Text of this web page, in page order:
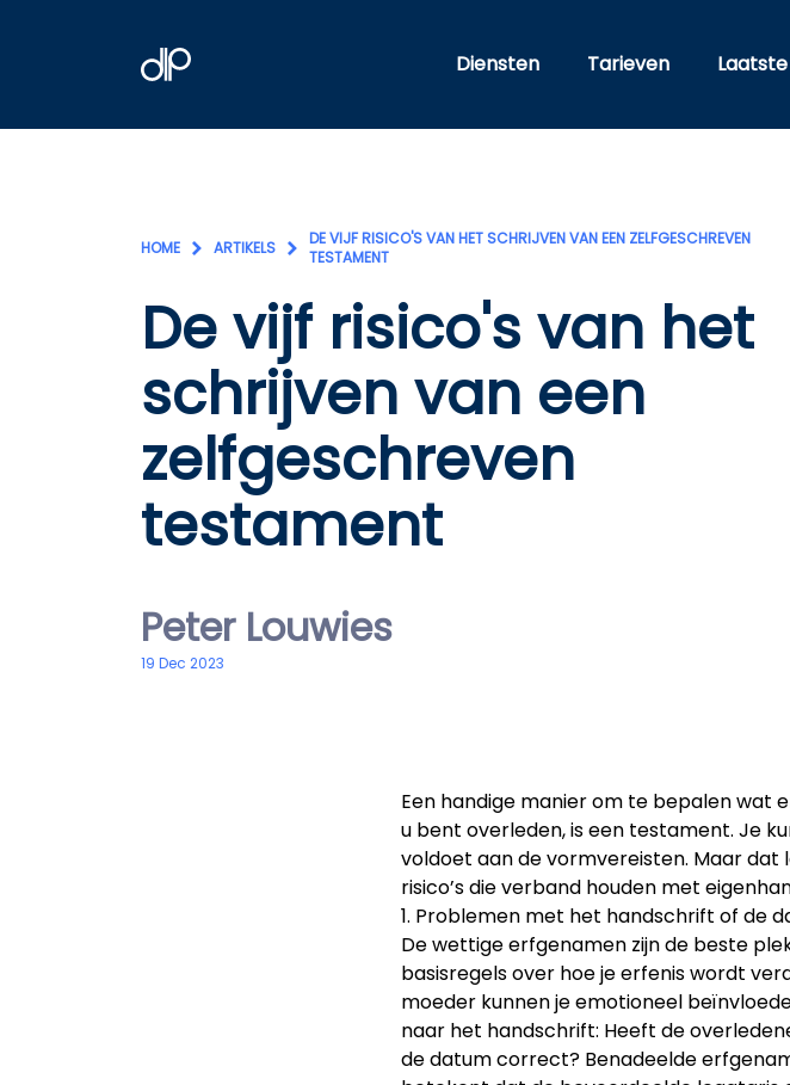
Diensten Tarieven
HOME ARTIKELS
DE VIJF RISICO'S VAN HET SCHRIJVEN VAN EEN ZELFGESCHREVEN
TESTAMENT
De vijf risico's van het
schrijven van een
zelfgeschreven
testament
Peter Louwies
19 Dec 2023
Een handige manier om te bepalen wat
u bent overleden, is een testament. Je
voldoet aan de vormvereisten. Maar dat
risico’s die verband houden met
1. Problemen met het handschrift of de
De wettige erfgenamen zijn de beste
basisregels over hoe je erfenis wordt
moeder kunnen je emotioneel
naar het handschrift: Heeft de
de datum correct? Benadeelde